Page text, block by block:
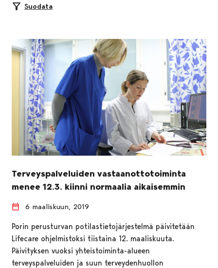
Suodata
Terveyspalveluiden vastaanottotoiminta
menee 12.3. kiinni normaalia aikaisemmin
6 maaliskuun, 2019
Porin perusturvan potilastietojärjestelmä päivitetään
Lifecare ohjelmistoksi tiistaina 12. maaliskuuta.
Päivityksen vuoksi yhteistoiminta-alueen
terveyspalveluiden ja suun terveydenhuollon